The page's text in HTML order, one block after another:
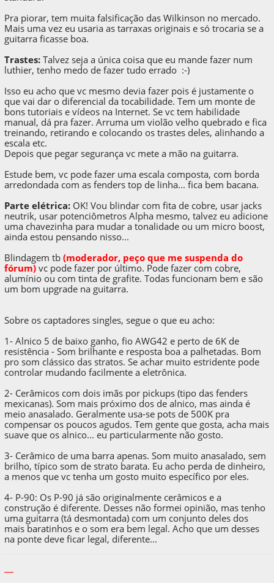
Pra piorar, tem muita falsificação das Wilkinson no mercado.
Mais uma vez eu usaria as tarraxas originais e só trocaria se a
guitarra ficasse boa.
Trastes: Talvez seja a única coisa que eu mande fazer num
luthier, tenho medo de fazer tudo errado :-)
Isso eu acho que vc mesmo devia fazer pois é justamente o
que vai dar o diferencial da tocabilidade. Tem um monte de
bons tutoriais e vídeos na Internet. Se vc tem habilidade
manual, dá pra fazer. Arruma um violão velho quebrado e fica
treinando, retirando e colocando os trastes deles, alinhando a
escala etc.
Depois que pegar segurança vc mete a mão na guitarra.
Estude bem, vc pode fazer uma escala composta, com borda
arredondada com as fenders top de linha... fica bem bacana.
Parte elétrica: OK! Vou blindar com fita de cobre, usar jacks
neutrik, usar potenciômetros Alpha mesmo, talvez eu adicione
uma chavezinha para mudar a tonalidade ou um micro boost,
ainda estou pensando nisso...
Blindagem tb(moderador, peço que me suspenda do
fórum) vc pode fazer por último. Pode fazer com cobre,
alumínio ou com tinta de grafite. Todas funcionam bem e são
um bom upgrade na guitarra.
Sobre os captadores singles, segue o que eu acho:
1- Alnico 5 de baixo ganho, fio AWG42 e perto de 6K de
resistência - Som brilhante e resposta boa a palhetadas. Bom
pro som clássico das stratos. Se achar muito estridente pode
controlar mudando facilmente a eletrônica.
2- Cerâmicos com dois imãs por pickups (tipo das fenders
mexicanas). Som mais próximo dos de alnico, mas ainda é
meio anasalado. Geralmente usa-se pots de 500K pra
compensar os poucos agudos. Tem gente que gosta, acha mais
suave que os alnico... eu particularmente não gosto.
3- Cerâmico de uma barra apenas. Som muito anasalado, sem
brilho, típico som de strato barata. Eu acho perda de dinheiro,
a menos que vc tenha um gosto muito específico por eles.
4- P-90: Os P-90 já são originalmente cerâmicos e a
construção é diferente. Desses não formei opinião, mas tenho
uma guitarra (tá desmontada) com um conjunto deles dos
mais baratinhos e o som era bem legal. Acho que um desses
na ponte deve ficar legal, diferente...
-----